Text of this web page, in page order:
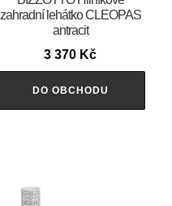
zahradní lehátko CLEOPAS
antracit
3 370 Kč
DO OBCHODU